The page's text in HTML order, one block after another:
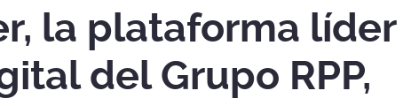
la plataforma líder
del Grupo RPP,